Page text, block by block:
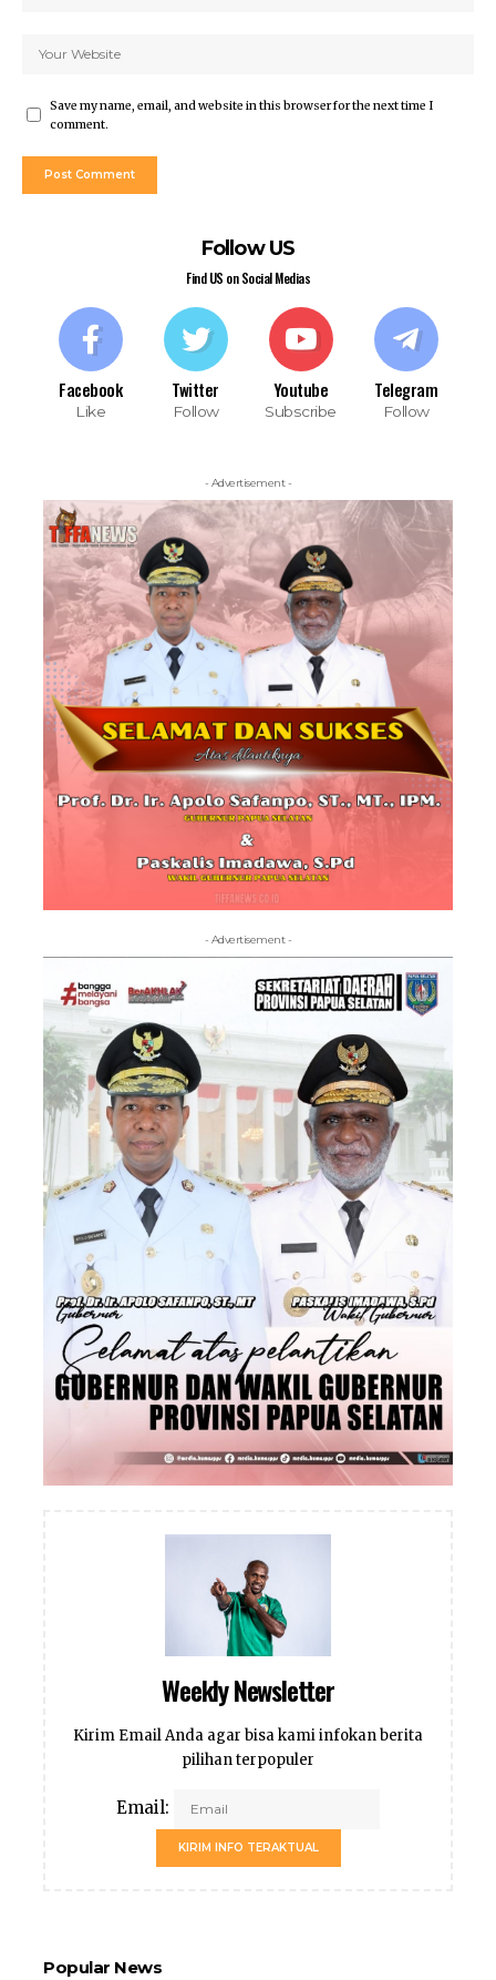
Save my name, email, and website in this browser for the next time I
comment.
Follow US
Find US on Social Medias
Facebook
Like
Twitter
Follow
Youtube
Subscribe
Telegram
Follow
- Advertisement -
- Advertisement -
Weekly Newsletter
Kirim Email Anda agar bisa kami infokan berita
pilihan terpopuler
Email:
KIRIM INFO TERAKTUAL
Popular News